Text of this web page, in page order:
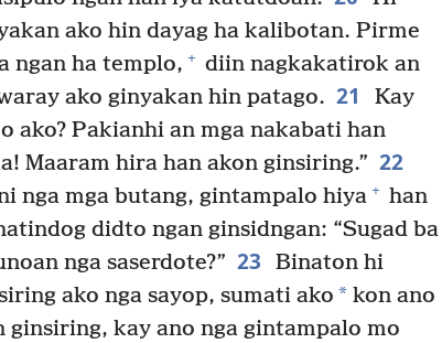
ako hin dayag ha kalibotan. Pirme
ngan ha templo, + diin nagkakatirok an
ako ginyakan hin patago. 21
Kay
ako? Pakianhi an mga nakabati han
Maaram hira han akon ginsiring.” 22
nga mga butang, gintampalo hiya + han
didto ngan ginsidngan: “Sugad ba
nga saserdote?” 23
Binaton hi
ako nga sayop, sumati ako * kon ano
ginsiring, kay ano nga gintampalo mo